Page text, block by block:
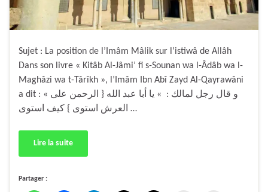
Sujet : La position de l’Imâm Mâlik sur l’istiwâ de Allâh
Dans son livre « Kitâb Al-Jâmi’ fi s-Sounan wa l-Âdâb wa l-
Maghâzi wa t-Târîkh », l’Imâm Ibn Abî Zayd Al-Qayrawâni
a dit : « و قال رجل لمالك : » يا أبا عبد الله { الرحمن على
العرش استوى } كيف استوى …
Lire la suite
Partager :